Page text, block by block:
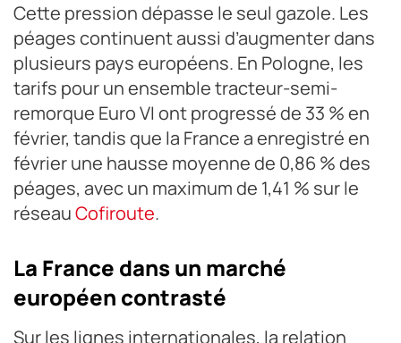
Cette pression dépasse le seul gazole. Les
péages continuent aussi d’augmenter dans
plusieurs pays européens. En Pologne, les
tarifs pour un ensemble tracteur-semi-
remorque Euro VI ont progressé de 33 % en
février, tandis que la France a enregistré en
février une hausse moyenne de 0,86 % des
péages, avec un maximum de 1,41 % sur le
réseauCofiroute.
La France dans un marché
européen contrasté
Sur les lignes internationales, la relation